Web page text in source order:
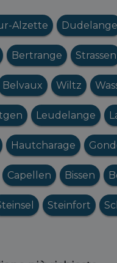
Alzette Dudelange
Bertrange Strassen
Belvaux Wiltz
Leudelange
Hautcharage
Capellen Bissen
Steinfort